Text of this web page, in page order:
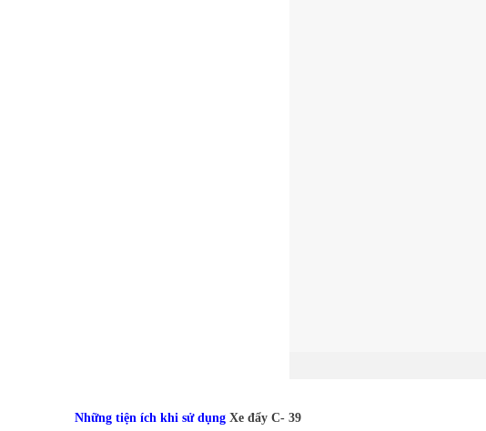
Những tiện ích khi sử dụng Xe đẩy C- 39